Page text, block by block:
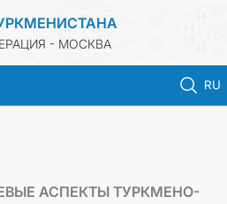
- МОСКВА
RU
АСПЕКТЫ ТУРКМЕНО-